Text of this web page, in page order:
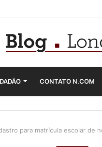
CONTATO N.COM
para matrícula escolar de